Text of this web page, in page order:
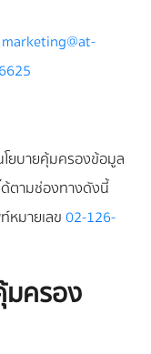
marketing@at-
ยบายคุ้มครองข้อมูล
ตามช่องทางดังนี้
หมายเลข02-126-
มครอง